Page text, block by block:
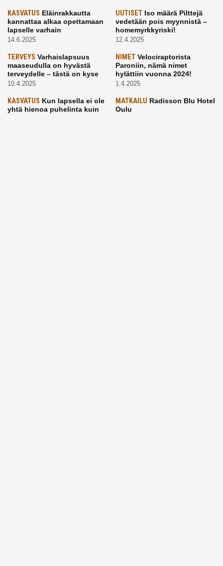
KASVATUS Eläinrakkautta
kannattaa alkaa opettamaan
lapselle varhain
14.6.2025
UUTISETIso määrä Pilttejä
vedetään pois myynnistä –
homemyrkkyriski!
12.4.2025
TERVEYS Varhaislapsuus
maaseudulla on hyvästä
terveydelle – tästä on kyse
10.4.2025
NIMETVelociraptorista
Paroniin, nämä nimet
hylättiin vuonna 2024!
1.4.2025
KASVATUS Kun lapsella ei ole
yhtä hienoa puhelinta kuin
MATKAILU Radisson Blu Hotel
Oulu